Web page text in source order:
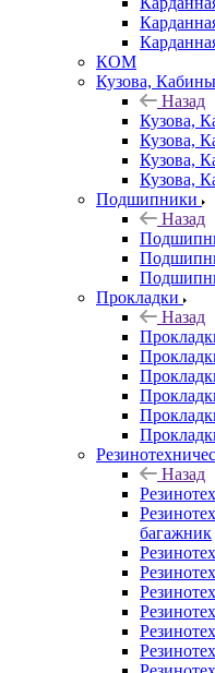
КОМ
Кузова,
Назад
Кузова,
Кузова,
Кузова,
Кузова,
Подшипники
Назад
Прокладки
Назад
Назад
багажник